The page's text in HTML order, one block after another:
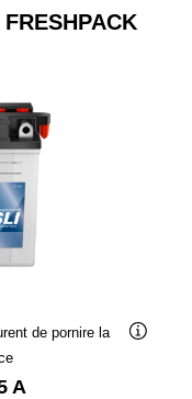
de pornire la
A